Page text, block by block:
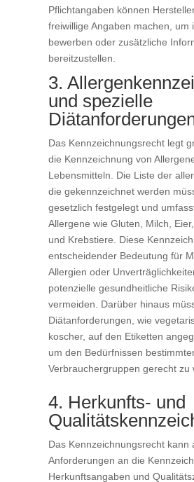
Pflichtangaben können
freiwillige Angaben machen, um
bewerben oder zusätzliche
bereitzustellen.
3.
und spezielle
Das Kennzeichnungsrecht legt
die Kennzeichnung von
Lebensmitteln. Die Liste der
die gekennzeichnet werden
gesetzlich festgelegt und
Allergene wie Gluten, Milch,
und Krebstiere. Diese
entscheidender Bedeutung für
Allergien oder
potenzielle gesundheitliche
vermeiden. Darüber hinaus
Diätanforderungen, wie
koscher, auf den Etiketten
um den Bedürfnissen
Verbrauchergruppen gerecht zu
4. Herkunfts- und
Das Kennzeichnungsrecht kann
Anforderungen an die
Herkunftsangaben und